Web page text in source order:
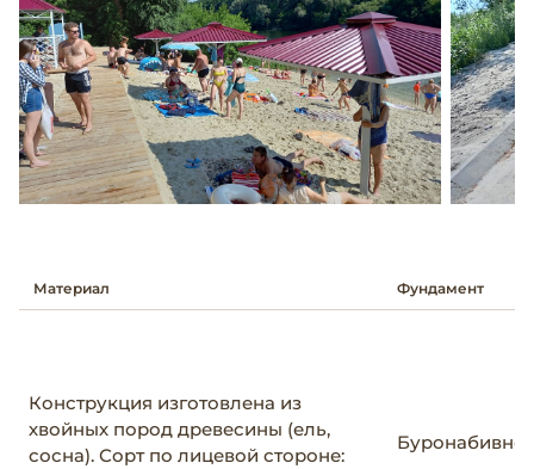
Материал Фундамент
Конструкция изготовлена из
хвойных пород древесины (ель,
сосна). Сорт по лицевой стороне: